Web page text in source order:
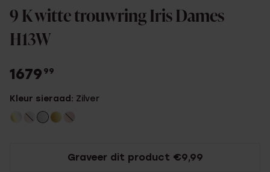
9 K witte trouwring Iris Dames
H13W
1679 99
Kleur sieraad: Zilver
Graveer dit product €9,99